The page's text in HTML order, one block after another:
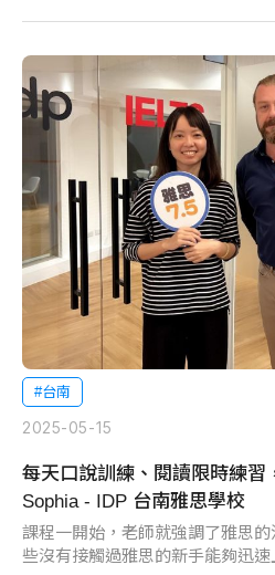
#台南
2025-05-15
每天口說訓練、閱讀限時練習
Sophia - IDP 台南雅思學校
課程一開始，老師就強調了雅思
些沒有接觸過雅思的新手能夠迅